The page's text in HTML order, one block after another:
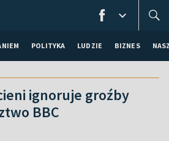
POLITYKA LUDZIE BIZNES
ignoruje groźby
BBC